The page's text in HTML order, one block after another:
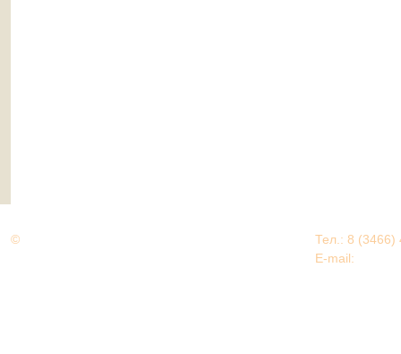
©
Тел.: 8 (3466)
E-mail: